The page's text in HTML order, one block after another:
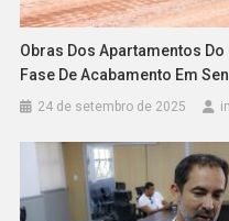
Obras Dos Apartamentos Do
Fase De Acabamento Em
24 de setembro de 2025